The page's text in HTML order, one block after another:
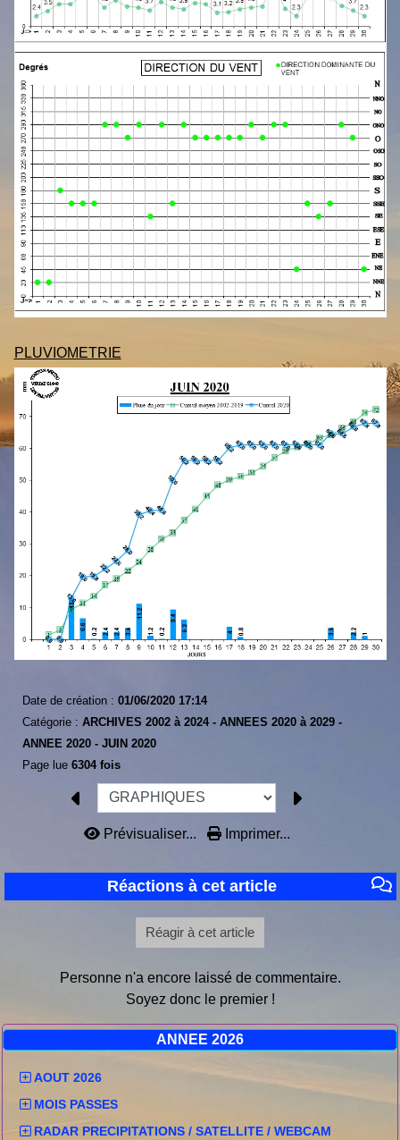
ANNEE 2026
AOUT 2026
MOIS PASSES
RADAR PRECIPITATIONS / SATELLITE / WEBCAM
PLUVIOMETRIE
Date de création : 01/06/2020 17:14
Catégorie : ARCHIVES 2002 à 2024 - ANNEES 2020 à 2029 -
ANNEE 2020 - JUIN 2020
Page lue 6304 fois
Prévisualiser... Imprimer...
Réactions à cet article
Réagir à cet article
Personne n'a encore laissé de commentaire.
Soyez donc le premier !